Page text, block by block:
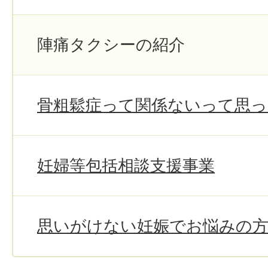
陣痛タクシーの紹介
骨粗鬆症って関係ないって思
妊婦等包括相談支援事業
思いがけない妊娠でお悩みの